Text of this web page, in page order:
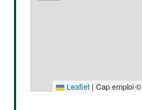
Leaflet | Cap emploi ©